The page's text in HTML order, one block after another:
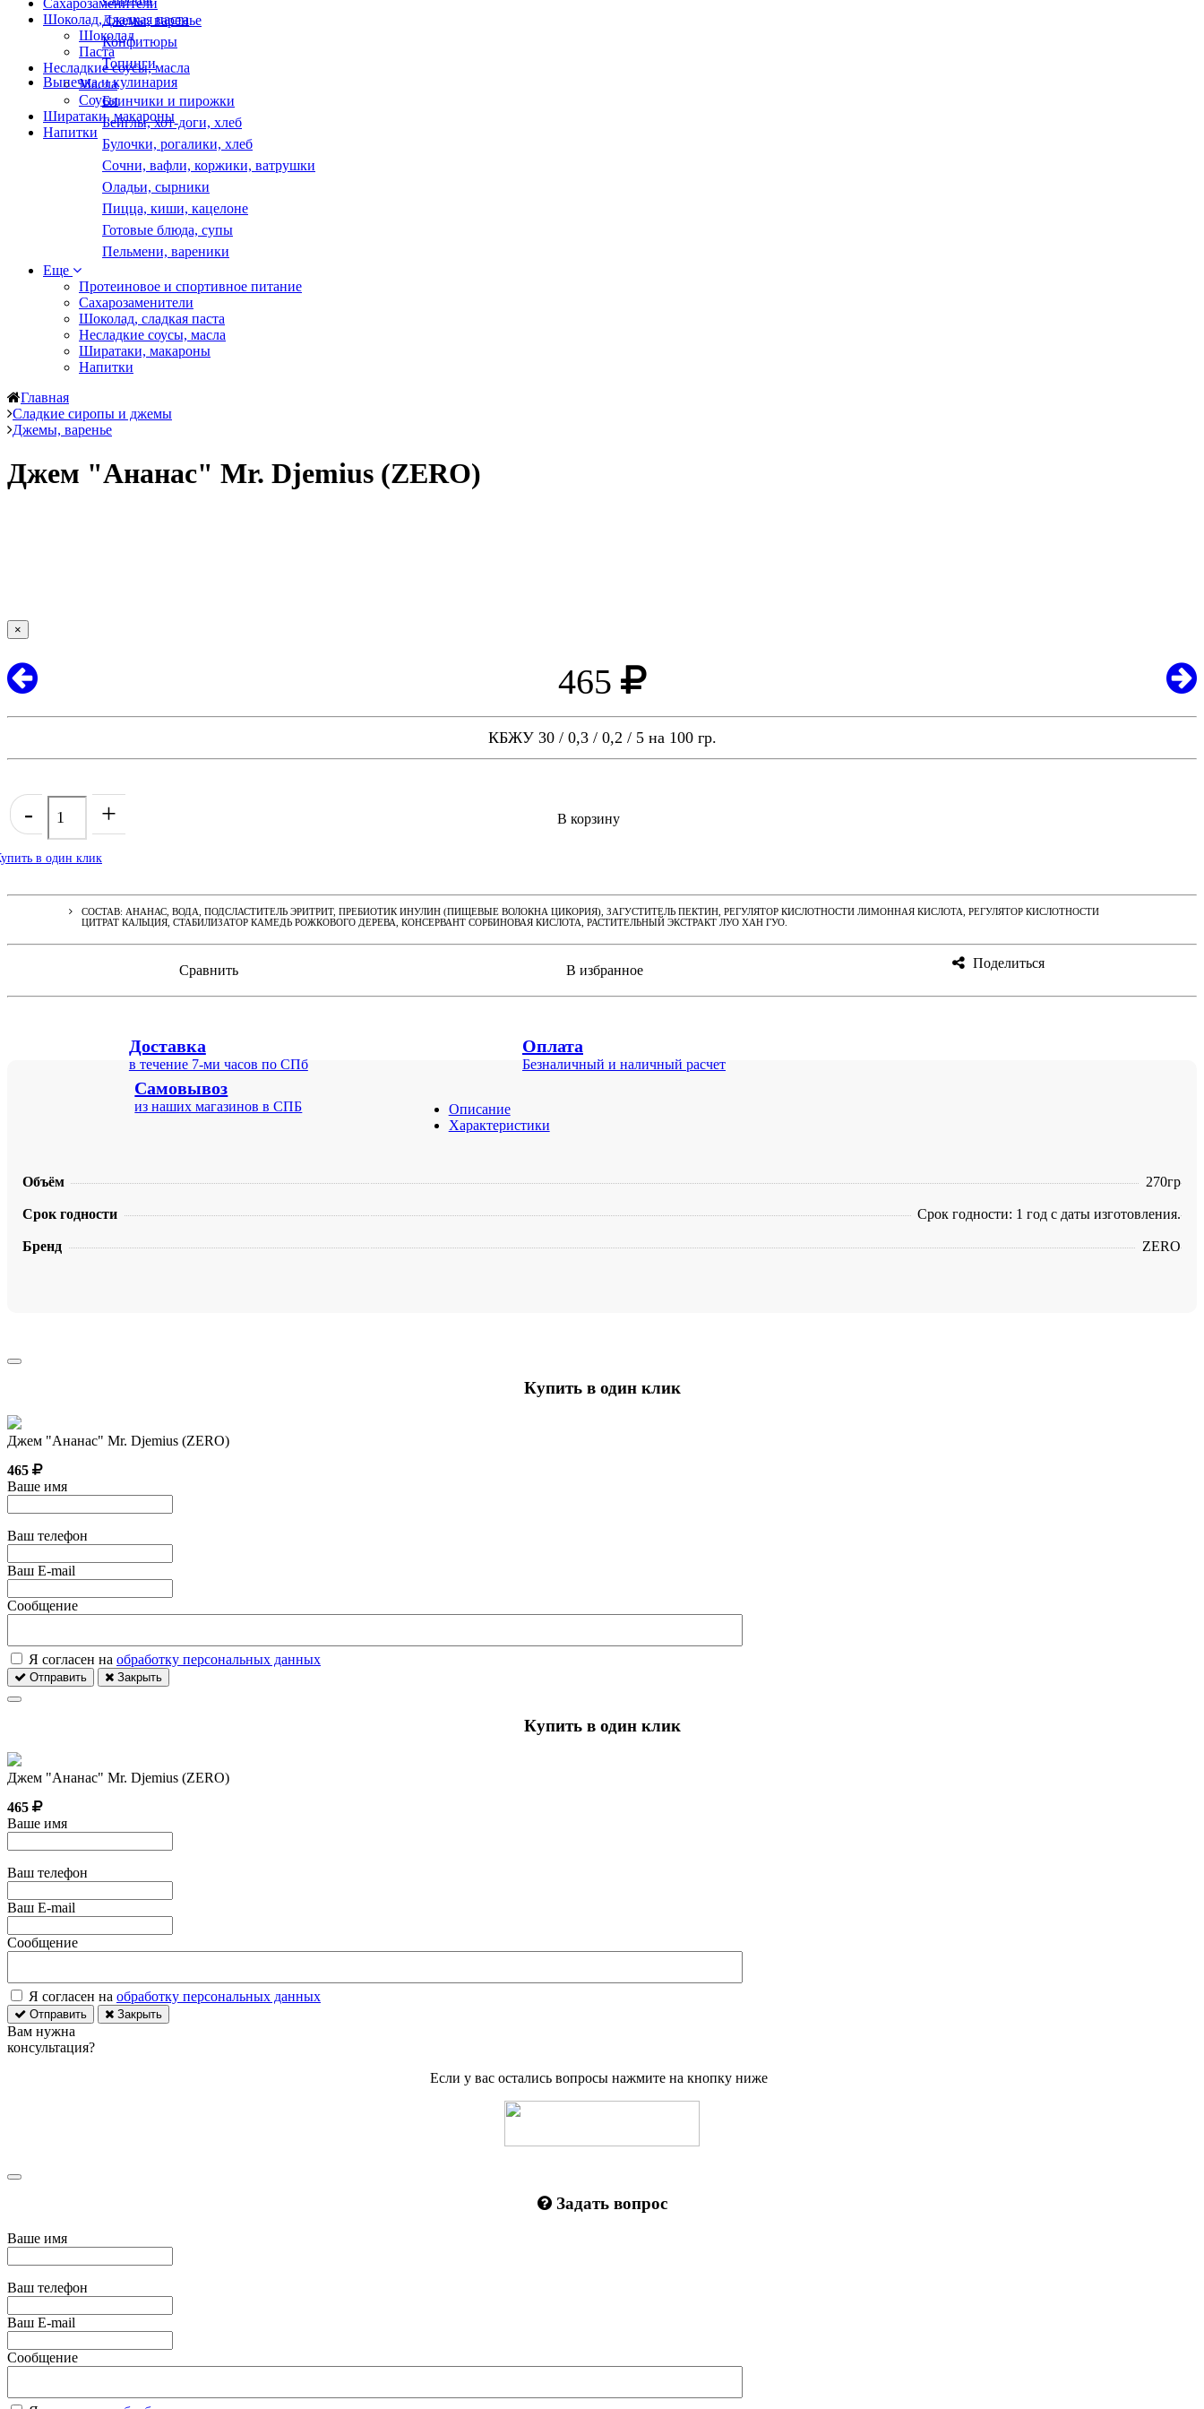
Сахарозаменители
Шоколад, сладкая паста
Шоколад
Паста
Несладкие соусы, масла
Масла
Соусы
Ширатаки, макароны
Напитки
Джемы, варенье
Конфитюры
Топинги
Выпечка и кулинария
Блинчики и пирожки
Бейглы, хот-доги, хлеб
Булочки, рогалики, хлеб
Сочни, вафли, коржики, ватрушки
Оладьи, сырники
Пицца, киши, кацелоне
Готовые блюда, супы
Пельмени, вареники
Еще
Протеиновое и спортивное питание
Сахарозаменители
Шоколад, сладкая паста
Несладкие соусы, масла
Ширатаки, макароны
Напитки
Главная
Сладкие сиропы и джемы
Джемы, варенье
Джем "Ананас" Mr. Djemius (ZERO)
×
465
КБЖУ 30 / 0,3 / 0,2 / 5 на 100 гр.
- + В корзину
в один клик
СОСТАВ: АНАНАС, ВОДА, ПОДСЛАСТИТЕЛЬ ЭРИТРИТ, ПРЕБИОТИК ИНУЛИН (ПИЩЕВЫЕ ВОЛОКНА ЦИКОРИЯ), ЗАГУСТИТЕЛЬ ПЕКТИН, РЕГУЛЯТОР КИСЛОТНОСТИ ЛИМОННАЯ КИСЛОТА, РЕГУЛЯТОР КИСЛОТНОСТИ
ЦИТРАТ КАЛЬЦИЯ, СТАБИЛИЗАТОР КАМЕДЬ РОЖКОВОГО ДЕРЕВА, КОНСЕРВАНТ СОРБИНОВАЯ КИСЛОТА, РАСТИТЕЛЬНЫЙ ЭКСТРАКТ ЛУО ХАН ГУО.
Сравнить В избранное Поделиться
Доставка
в течение 7-ми часов по СПб
Оплата
Безналичный и наличный расчет
Самовывоз
из наших магазинов в СПБ
Описание
Характеристики
Объём 270гр
Срок годности Срок годности: 1 год с даты изготовления.
Бренд ZERO
Купить в один клик
Джем "Ананас" Mr. Djemius (ZERO)
465
Ваше имя
Ваш телефон
Ваш E-mail
Сообщение
Я согласен на обработку персональных данных
Отправить Закрыть
Купить в один клик
Джем "Ананас" Mr. Djemius (ZERO)
465
Ваше имя
Ваш телефон
Ваш E-mail
Сообщение
Я согласен на обработку персональных данных
Отправить Закрыть
Вам нужна
консультация?
Если у вас остались вопросы нажмите на кнопку ниже
Задать вопрос
Ваше имя
Ваш телефон
Ваш E-mail
Сообщение